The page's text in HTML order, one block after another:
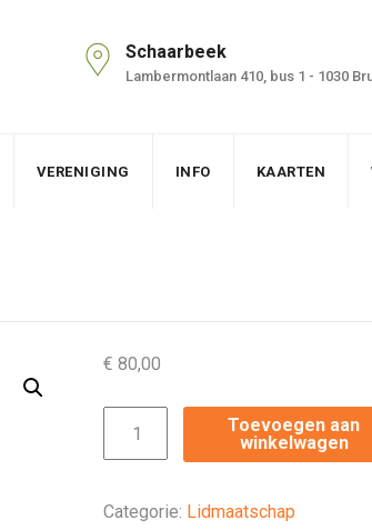
Schaarbeek
Lambermontlaan 410, bus 1 - 1030
VERENIGING INFO KAARTEN
€ 80,00
Toevoegen aan
winkelwagen
Categorie: Lidmaatschap